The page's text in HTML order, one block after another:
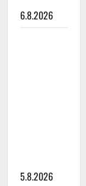
6.8.2026
5.8.2026